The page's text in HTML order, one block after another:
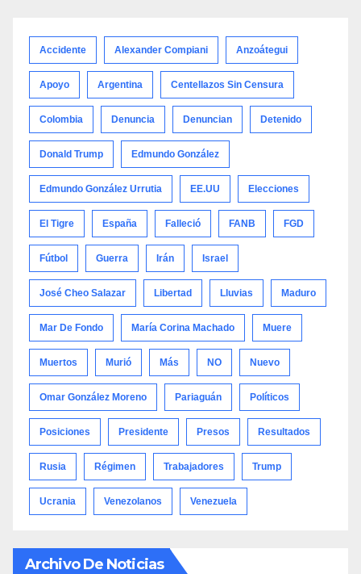
Accidente Alexander Compiani Anzoátegui
Apoyo Argentina Centellazos Sin Censura
Colombia Denuncia Denuncian Detenido
Donald Trump Edmundo González
Edmundo González Urrutia EE.UU Elecciones
El Tigre España Falleció FANB FGD
Fútbol Guerra Irán Israel
José Cheo Salazar Libertad Lluvias Maduro
Mar De Fondo María Corina Machado Muere
Muertos Murió Más NO Nuevo
Omar González Moreno Pariaguán Políticos
Posiciones Presidente Presos Resultados
Rusia Régimen Trabajadores Trump
Ucrania Venezolanos Venezuela
Archivo De Noticias